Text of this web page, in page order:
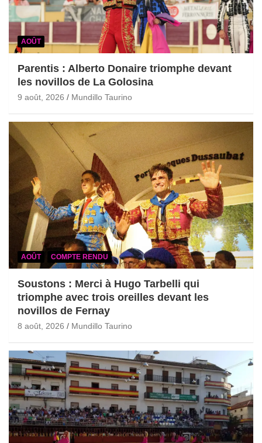
AOÛT
Parentis : Alberto Donaire triomphe devant
les novillos de La Golosina
9 août, 2026 Mundillo Taurino
AOÛT COMPTE RENDU
Soustons : Merci à Hugo Tarbelli qui
triomphe avec trois oreilles devant les
novillos de Fernay
8 août, 2026 Mundillo Taurino